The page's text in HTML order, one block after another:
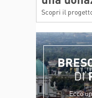
Scopri il
DI
Ecco